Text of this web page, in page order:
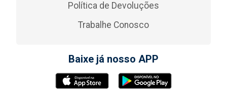
Política de Devoluções
Trabalhe Conosco
Baixe já nosso APP